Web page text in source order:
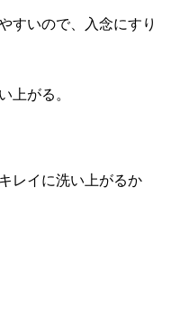
すいので、入念にすり
上がる。
レイに洗い上がるか